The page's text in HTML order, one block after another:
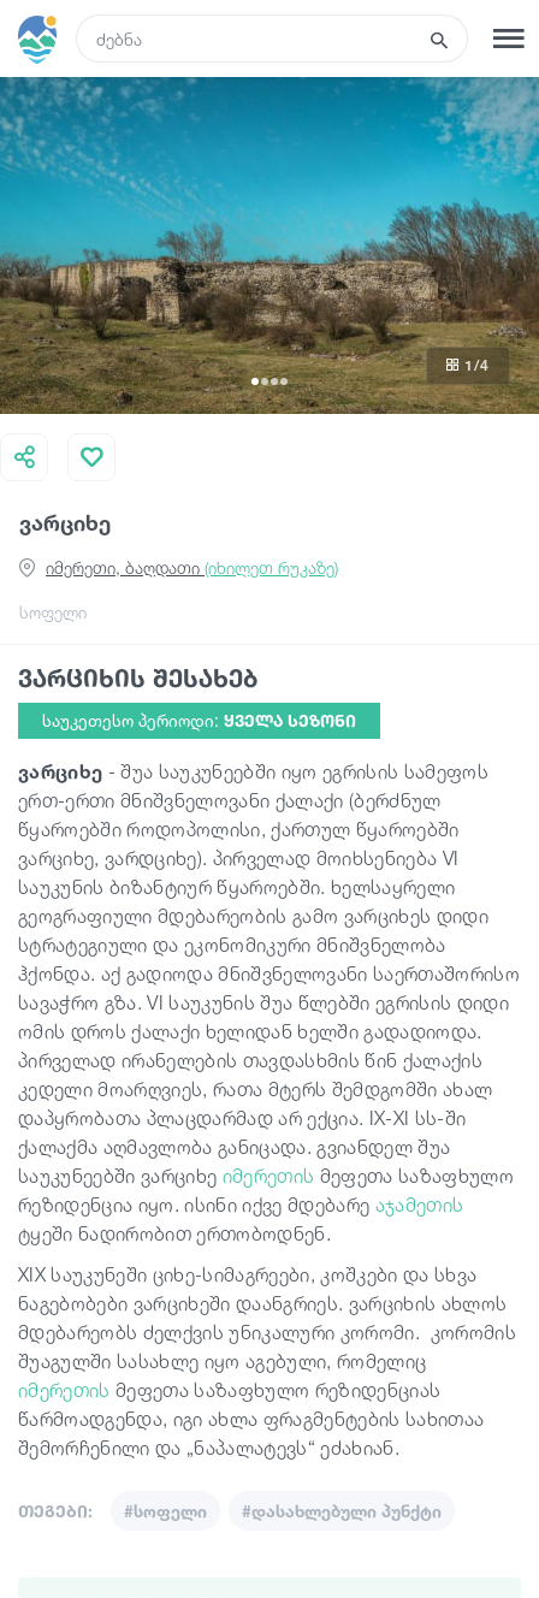
რეგისტრაცია
სასტუმროები
ტრანსპორტი
რა ვნახოთ
გიდები
საქართველო
ვარციხე
სოფელი
იმერეთი, ბაღდათი (იხილეთ რუკაზე)
1 /4
ვარციხის შესახებ
საუკეთესო პერიოდი: ᲧᲕᲔᲚᲐ ᲡᲔᲖᲝᲜᲘ
ვარციხე - შუა საუკუნეებში იყო ეგრისის სამეფოს
ერთ-ერთი მნიშვნელოვანი ქალაქი (ბერძნულ
წყაროებში როდოპოლისი, ქართულ წყაროებში
ვარციხე, ვარდციხე). პირველად მოიხსენიება VI
საუკუნის ბიზანტიურ წყაროებში. ხელსაყრელი
გეოგრაფიული მდებარეობის გამო ვარციხეს დიდი
სტრატეგიული და ეკონომიკური მნიშვნელობა
ჰქონდა. აქ გადიოდა მნიშვნელოვანი საერთაშორისო
სავაჭრო გზა. VI საუკუნის შუა წლებში ეგრისის დიდი
ომის დროს ქალაქი ხელიდან ხელში გადადიოდა.
პირველად ირანელების თავდასხმის წინ ქალაქის
კედელი მოარღვიეს, რათა მტერს შემდგომში ახალ
დაპყრობათა პლაცდარმად არ ექცია. IX-XI სს-ში
ქალაქმა აღმავლობა განიცადა. გვიანდელ შუა
საუკუნეებში ვარციხე იმერეთის მეფეთა საზაფხულო
რეზიდენცია იყო. ისინი იქვე მდებარე აჯამეთის
ტყეში ნადირობით ერთობოდნენ.
XIX საუკუნეში ციხე-სიმაგრეები, კოშკები და სხვა
ნაგებობები ვარციხეში დაანგრიეს. ვარციხის ახლოს
მდებარეობს ძელქვის უნიკალური კორომი. კორომის
შუაგულში სასახლე იყო აგებული, რომელიც
იმერეთის მეფეთა საზაფხულო რეზიდენციას
წარმოადგენდა, იგი ახლა ფრაგმენტების სახითაა
შემორჩენილი და „ნაპალატევს“ ეძახიან.
თეგები: #სოფელი #დასახლებული პუნქტი